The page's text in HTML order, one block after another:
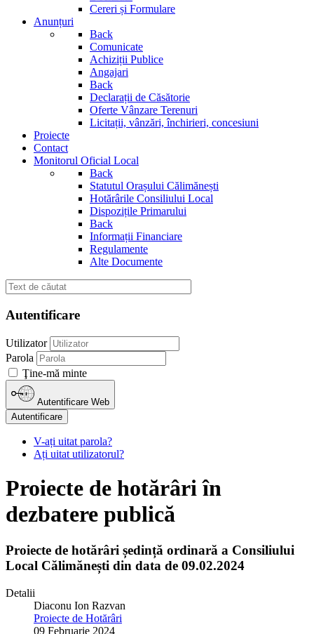
Cereri și Formulare
Anunțuri
Back
Comunicate
Achiziții Publice
Angajari
Back
Declarații de Căsătorie
Oferte Vânzare Terenuri
Licitații, vânzări, închirieri, concesiuni
Proiecte
Contact
Monitorul Oficial Local
Back
Statutul Orașului Călimănești
Hotărârile Consiliului Local
Dispozițile Primarului
Back
Informații Financiare
Regulamente
Alte Documente
Autentificare
Utilizator
Parola
Ţine-mă minte
Autentificare Web
Autentificare
V-ați uitat parola?
Ați uitat utilizatorul?
Proiecte de hotărâri în
dezbatere publică
Proiecte de hotărâri ședință ordinară a Consiliului
Local Călimănești din data de 09.02.2024
Detalii
Diaconu Ion Razvan
Proiecte de Hotărâri
09 Februarie 2024